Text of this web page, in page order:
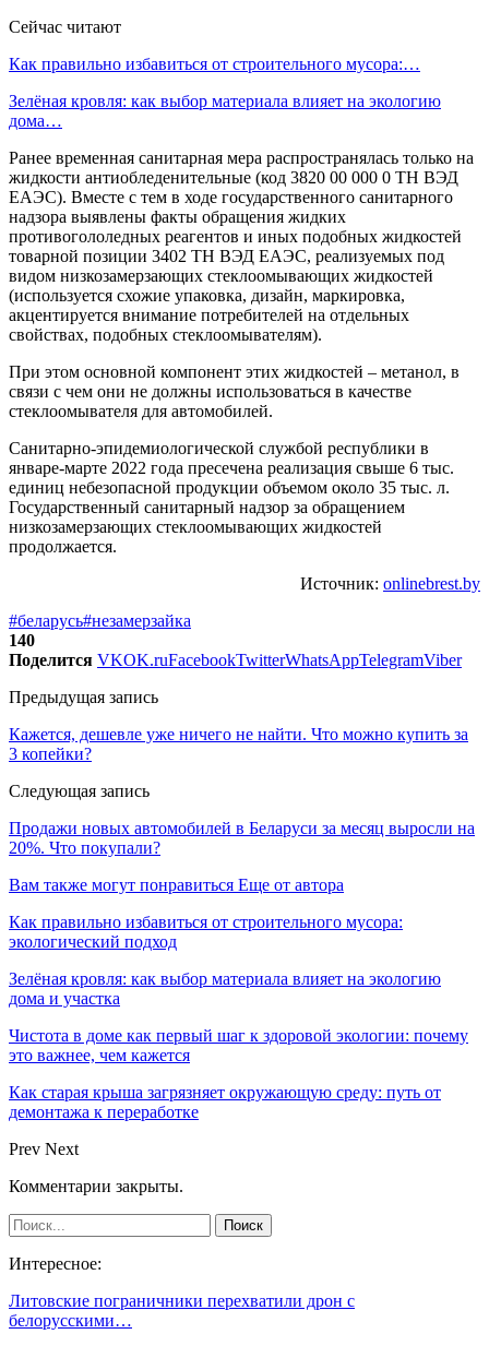
Сейчас читают
Как правильно избавиться от строительного мусора:…
Зелёная кровля: как выбор материала влияет на экологию
дома…
Ранее временная санитарная мера распространялась только на
жидкости антиобледенительные (код 3820 00 000 0 ТН ВЭД
ЕАЭС). Вместе с тем в ходе государственного санитарного
надзора выявлены факты обращения жидких
противогололедных реагентов и иных подобных жидкостей
товарной позиции 3402 ТН ВЭД ЕАЭС, реализуемых под
видом низкозамерзающих стеклоомывающих жидкостей
(используется схожие упаковка, дизайн, маркировка,
акцентируется внимание потребителей на отдельных
свойствах, подобных стеклоомывателям).
При этом основной компонент этих жидкостей – метанол, в
связи с чем они не должны использоваться в качестве
стеклоомывателя для автомобилей.
Санитарно-эпидемиологической службой республики в
январе-марте 2022 года пресечена реализация свыше 6 тыс.
единиц небезопасной продукции объемом около 35 тыс. л.
Государственный санитарный надзор за обращением
низкозамерзающих стеклоомывающих жидкостей
продолжается.
Источник: onlinebrest.by
#беларусь#незамерзайка
140
Поделится VKOK.ruFacebookTwitterWhatsAppTelegramViber
Предыдущая запись
Кажется, дешевле уже ничего не найти. Что можно купить за
3 копейки?
Следующая запись
Продажи новых автомобилей в Беларуси за месяц выросли на
20%. Что покупали?
Вам также могут понравиться Еще от автора
Как правильно избавиться от строительного мусора:
экологический подход
Зелёная кровля: как выбор материала влияет на экологию
дома и участка
Чистота в доме как первый шаг к здоровой экологии: почему
это важнее, чем кажется
Как старая крыша загрязняет окружающую среду: путь от
демонтажа к переработке
Prev Next
Комментарии закрыты.
Интересное:
Литовские пограничники перехватили дрон с
белорусскими…